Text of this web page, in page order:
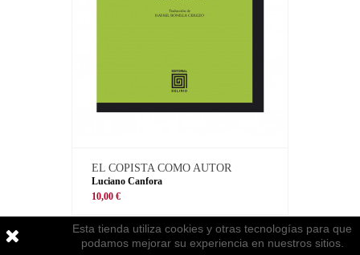
EL COPISTA COMO AUTOR
Luciano Canfora
10,00 €
Esta tienda utiliza cookies y otras tecnologías para que
podamos mejorar su experiencia en nuestros sitios.